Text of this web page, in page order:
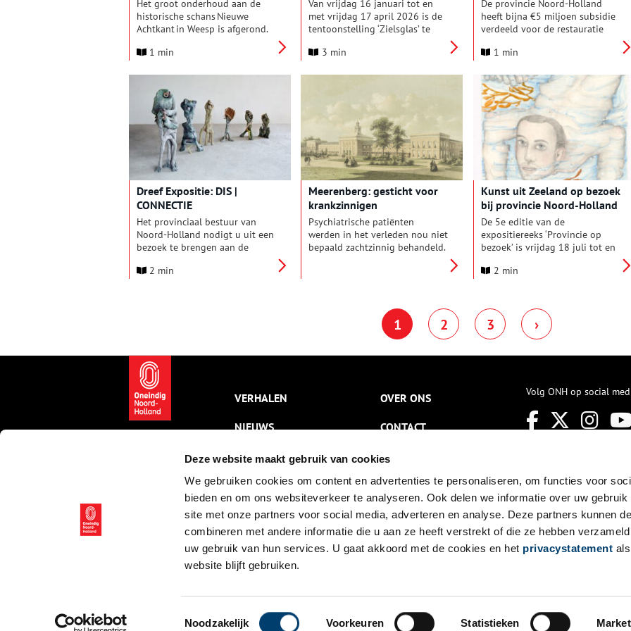
Deze website maakt gebruik van cookies
We gebruiken cookies om content en advertenties te personaliseren, om functies voor
bieden en om ons websiteverkeer te analyseren. Ook delen we informatie over uw gebruik
site met onze partners voor social media, adverteren en analyse. Deze partners kunnen
combineren met andere informatie die u aan ze heeft verstrekt of die ze hebben
uw gebruik van hun services. U gaat akkoord met de cookies en het privacystatement
website blijft gebruiken.
Toestemmingsselectie
Noodzakelijk Voorkeuren Statistieken
Het groot onderhoud aan de
historische schans Nieuwe
Achtkant in Weesp is afgerond.
2 verdedigingslinies die
beschermden. Met het herstel is
het vestingkarakter van de stad
verder versterkt.
1 min
Van vrijdag 16 januari tot en
met vrijdag 17 april 2026 is de
tentoonstelling ‘Zielsglas’ te
Haarlem. Het paviljoen is
3 min
De provincie Noord-Holland
heeft bijna €5 miljoen subsidie
verdeeld voor de restauratie
de subsidie wil de provincie het
in Noord-Holland via
restauratie stimuleren.
1 min
Dreef Expositie: DIS |
CONNECTIE
Het provinciaal bestuur van
Noord-Holland nodigt u uit een
bezoek te brengen aan de
reeks Dreef Exposities: ‘DIS |
2 min
Meerenberg: gesticht voor
krankzinnigen
Psychiatrische patiënten
werden in het verleden nou niet
bepaald zachtzinnig behandeld.
de negentiende eeuw
veranderde het beeld van de
psychiatrie en in 1841 werd de
instelling op te richten. Het
gesticht voor krankzinnigen
ziekenhuis in de duinen van
Bloemendaal zou als voorbeeld
dienen voor de rest van Europa.
Kunst uit Zeeland op bezoek
bij provincie Noord-Holland
De 5e editie van de
expositiereeks ‘Provincie op
bezoek’ is vrijdag 18 juli tot en
zien in Paviljoen Welgelegen in
werk van kunstenaars uit een
andere provincie. Deze editie is
Zeeland aan de beurt. In eerdere
Gelderland.
2 min
1 2 3 ›
VERHALEN
NIEUWS
KALENDER
THEMA’S
ACTIVITEITEN
VIDEO’S
OVER ONS
CONTACT
NIEUWSBRIEF
DISCLAIMER
PRIVACY
TOEGANKELIJKHEID
Volg ONH op social